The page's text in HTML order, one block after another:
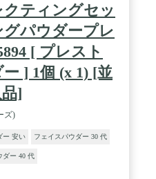
クティングセッ
グパウダープレ
[ プレスト
] 1個 (x 1) [並
]
ズ)
ー 安い フェイスパウダー 30 代
ダー 40 代